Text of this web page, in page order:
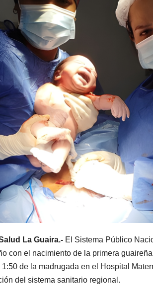
La Guaira.- El Sistema Público
con el nacimiento de la primera
de la madrugada en el Hospital
del sistema sanitario regional.